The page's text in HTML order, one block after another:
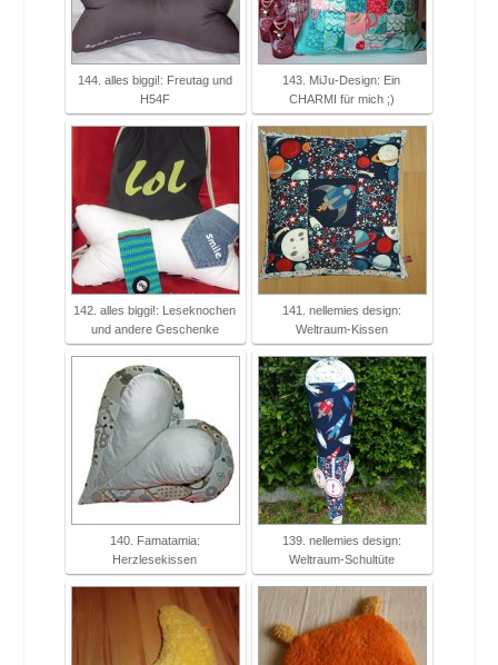
144. alles biggi!: Freutag und
H54F
143. MiJu-Design: Ein
CHARMI für mich ;)
142. alles biggi!: Leseknochen
und andere Geschenke
141. nellemies design:
Weltraum-Kissen
140. Famatamia:
Herzlesekissen
139. nellemies design:
Weltraum-Schultüte